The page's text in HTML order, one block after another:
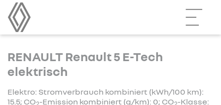
RENAULT Renault 5 E-Tech
elektrisch
Elektro: Stromverbrauch kombiniert (kWh/100 km):
15.5; CO -Emission kombiniert (g/km): 0; CO -Klasse: